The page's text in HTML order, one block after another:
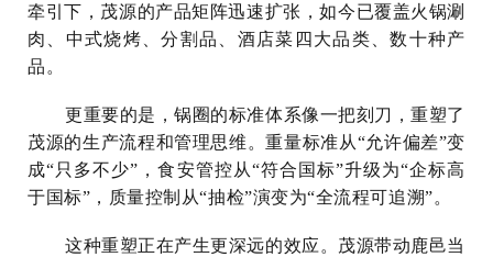
牵引下，茂源的产品矩阵迅速扩张，如今已覆盖火锅涮
肉、中式烧烤、分割品、酒店菜四大品类、数十种产
品。
更重要的是，锅圈的标准体系像一把刻刀，重塑了
茂源的生产流程和管理思维。重量标准从“允许偏差”变
成“只多不少”，食安管控从“符合国标”升级为“企标高
于国标”，质量控制从“抽检”演变为“全流程可追溯”。
这种重塑正在产生更深远的效应。茂源带动鹿邑当